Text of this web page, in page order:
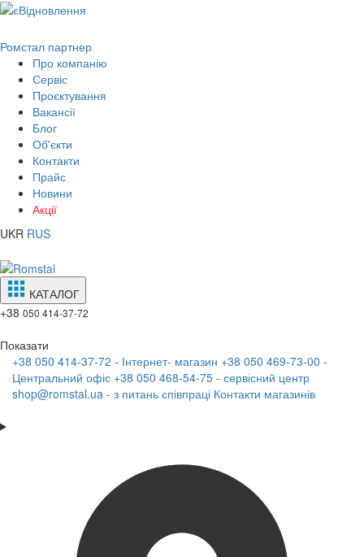
Ромстал партнер
Про компанію
Сервіс
Проєктування
Вакансії
Блог
Об'єкти
Контакти
Прайс
Новини
Акції
UKR RUS
КАТАЛОГ
+38 050 414-37-72
Показати
+38 050 414-37-72 - Інтернет- магазин +38 050 469-73-00 -
Центральний офіс +38 050 468-54-75 - сервісний центр
shop@romstal.ua - з питань співпраці Контакти магазинів